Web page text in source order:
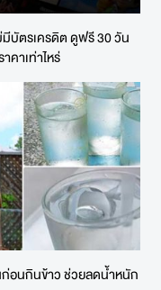
บัตรเครดิต ดูฟรี 30 วัน
คาเท่าไหร่
อนกินข้าว ช่วยลดน้ำหนัก